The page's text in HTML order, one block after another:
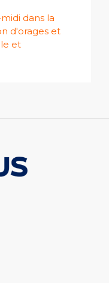
dans la
d'orages et
et